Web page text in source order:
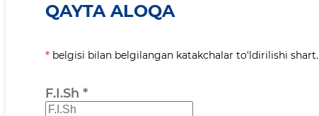
QAYTA ALOQA
* belgisi bilan belgilangan katakchalar to‘ldirilishi shart.
F.I.Sh *